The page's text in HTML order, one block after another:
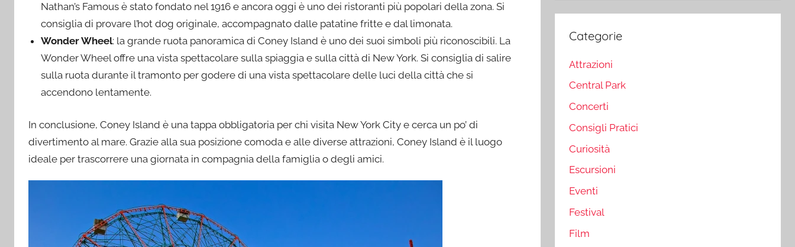
Nathan’s Famous è stato fondato nel 1916 e ancora oggi è uno dei ristoranti più popolari della zona. Si
consiglia di provare l’hot dog originale, accompagnato dalle patatine fritte e dal limonata.
Wonder Wheel: la grande ruota panoramica di Coney Island è uno dei suoi simboli più riconoscibili. La
Wonder Wheel offre una vista spettacolare sulla spiaggia e sulla città di New York. Si consiglia di salire
sulla ruota durante il tramonto per godere di una vista spettacolare delle luci della città che si
accendono lentamente.
In conclusione, Coney Island è una tappa obbligatoria per chi visita New York City e cerca un po’ di
divertimento al mare. Grazie alla sua posizione comoda e alle diverse attrazioni, Coney Island è il luogo
ideale per trascorrere una giornata in compagnia della famiglia o degli amici.
Categorie
Attrazioni
Central Park
Concerti
Consigli Pratici
Curiosità
Escursioni
Eventi
Festival
Film